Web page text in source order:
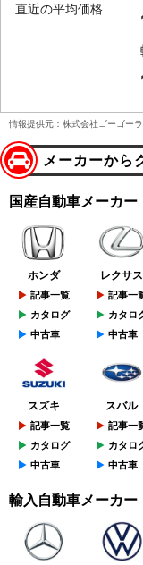
直近の平均価格
情報提供元：株式会社ゴーゴー
メーカーから
国産自動車メーカー
ホンダ
記事一覧
カタログ
中古車
レクサス
記事一
カタロ
中古車
スズキ
記事一覧
カタログ
中古車
スバル
記事一
カタロ
中古車
輸入自動車メーカー